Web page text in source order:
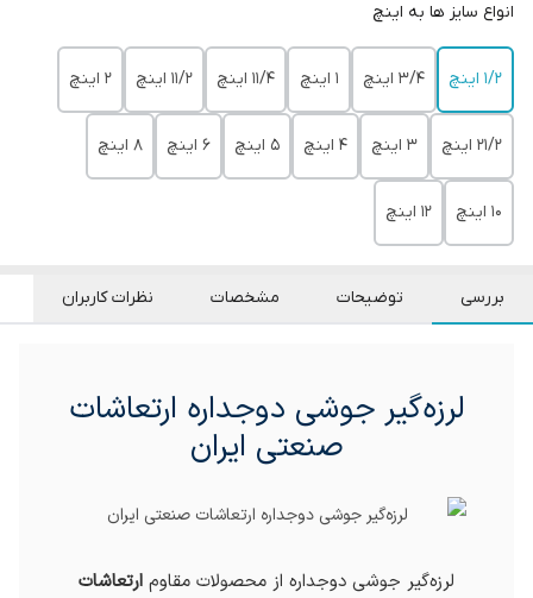
انواع سایز ها به اینچ
1/2 اینچ 3/4 اینچ 1 اینچ 11/4 اینچ 11/2 اینچ 2 اینچ
21/2 اینچ 3 اینچ 4 اینچ 5 اینچ 6 اینچ 8 اینچ
10 اینچ 12 اینچ
بررسی توضیحات مشخصات نظرات کاربران
لرزه‌گیر جوشی دوجداره ارتعاشات
صنعتی ایران
لرزه‌گیر جوشی دوجداره از محصولات مقاوم ارتعاشات